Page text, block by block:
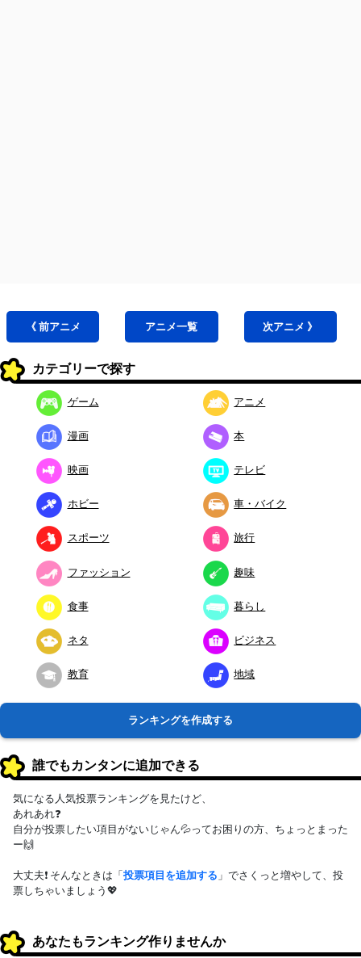
《 前アニメ アニメ一覧 次アニメ 》
カテゴリーで探す
ゲーム アニメ
漫画 本
映画 テレビ
ホビー 車・バイク
スポーツ 旅行
ファッション 趣味
食事 暮らし
ネタ ビジネス
教育 地域
ランキングを作成する
誰でもカンタンに追加できる
気になる人気投票ランキングを見たけど、
あれあれ❓
自分が投票したい項目がないじゃん💦ってお困りの方、ちょっとまった
ー🙌
大丈夫❗ そんなときは「投票項目を追加する 」でさくっと増やして、投
票しちゃいましょう💖
あなたもランキング作りませんか